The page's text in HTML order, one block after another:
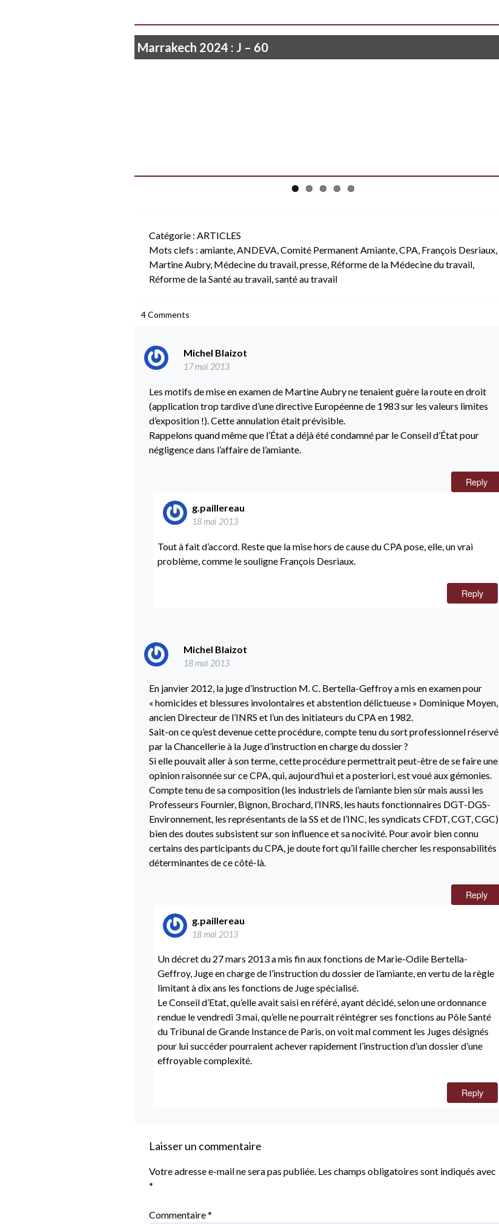
Marrakech 2024 : J – 60
Catégorie : ARTICLES
Mots clefs : amiante,ANDEVA,Comité Permanent Amiante,CPA, François Desriaux,
Martine Aubry, Médecine du travail,presse, Réforme de la Médecine du travail,
Réforme de la Santé au travail,santé au travail
4Comments
Michel Blaizot
17 mai 2013
Les motifs de mise en examen de Martine Aubry ne tenaient guère la route en droit
(application trop tardive d’une directive Européenne de 1983 sur les valeurs limites
d’exposition !). Cette annulation était prévisible.
Rappelons quand même que l’État a déjà été condamné par le Conseil d’État pour
négligence dans l’affaire de l’amiante.
Reply
g.paillereau
18 mai 2013
Tout à fait d’accord. Reste que la mise hors de cause du CPA pose, elle, un vrai
problème, comme le souligne François Desriaux.
Reply
Michel Blaizot
18 mai 2013
En janvier 2012, la juge d’instruction M. C. Bertella-Geffroy a mis en examen pour
« homicides et blessures involontaires et abstention délictueuse » Dominique Moyen,
ancien Directeur de l’INRS et l’un des initiateurs du CPA en 1982.
Sait-on ce qu’est devenue cette procédure, compte tenu du sort professionnel réservé
par la Chancellerie à la Juge d’instruction en charge du dossier ?
Si elle pouvait aller à son terme, cette procédure permettrait peut-être de se faire une
opinion raisonnée sur ce CPA, qui, aujourd’hui et a posteriori, est voué aux gémonies.
Compte tenu de sa composition (les industriels de l’amiante bien sûr mais aussi les
Professeurs Fournier, Bignon, Brochard, l’INRS, les hauts fonctionnaires DGT-DGS-
Environnement, les représentants de la SS et de l’INC, les syndicats CFDT, CGT, CGC),
bien des doutes subsistent sur son influence et sa nocivité. Pour avoir bien connu
certains des participants du CPA, je doute fort qu’il faille chercher les responsabilités
déterminantes de ce côté-là.
Reply
g.paillereau
18 mai 2013
Un décret du 27 mars 2013 a mis fin aux fonctions de Marie-Odile Bertella-
Geffroy, Juge en charge de l’instruction du dossier de l’amiante, en vertu de la règle
limitant à dix ans les fonctions de Juge spécialisé.
Le Conseil d’Etat, qu’elle avait saisi en référé, ayant décidé, selon une ordonnance
rendue le vendredi 3 mai, qu’elle ne pourrait réintégrer ses fonctions au Pôle Santé
du Tribunal de Grande Instance de Paris, on voit mal comment les Juges désignés
pour lui succéder pourraient achever rapidement l’instruction d’un dossier d’une
effroyable complexité.
Reply
Laisser un commentaire
Votre adresse e-mail ne sera pas publiée. Les champs obligatoires sont indiqués avec
*
Commentaire*